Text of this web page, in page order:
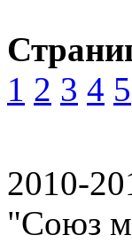
1 2 3 4 5
2010-
"Союз